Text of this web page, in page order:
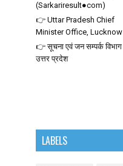
(Sarkariresult●com)
👉 Uttar Pradesh Chief
Minister Office, Lucknow
👉 सूचना एवं जन सम्पर्क विभाग
उत्तर प्रदेश
LABELS